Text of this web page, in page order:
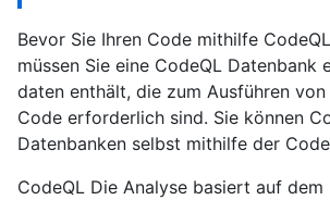
Bevor Sie Ihren Code mithilfe
müssen Sie eine CodeQL Datenbank
daten enthält, die zum Ausführen
Code erforderlich sind. Sie können
Datenbanken selbst mithilfe der
CodeQL Die Analyse basiert auf dem